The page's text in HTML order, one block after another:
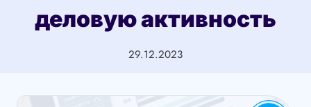
деловую активность
29.12.2023